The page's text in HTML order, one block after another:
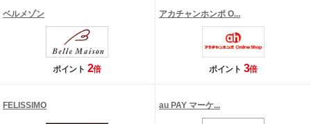
ベルメゾン
ポイント 2倍
アカチャンホンポ O...
ポイント 3倍
FELISSIMO au PAY マーケ...